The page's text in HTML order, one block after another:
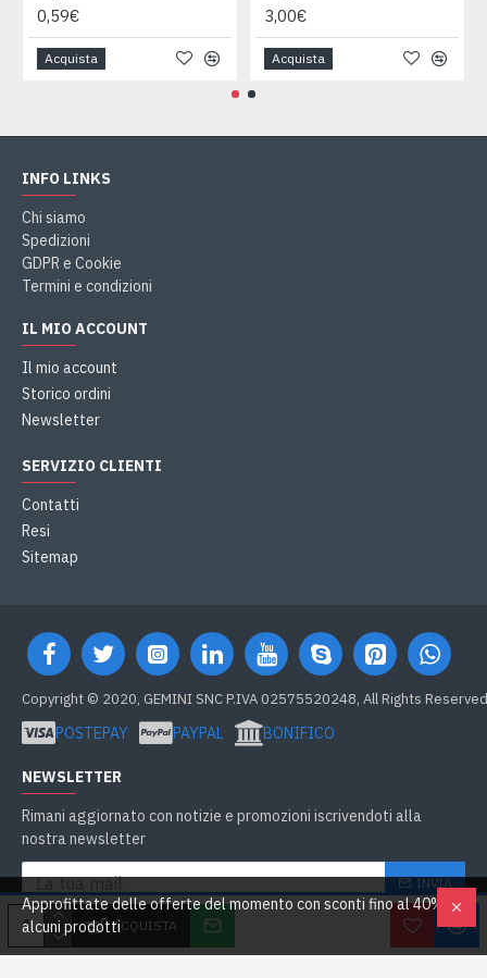
ACQUISTA
0,59€
Acquista
3,00€
Acquista
INFO LINKS
Chi siamo
Spedizioni
GDPR e Cookie
Termini e condizioni
IL MIO ACCOUNT
Il mio account
Storico ordini
Newsletter
SERVIZIO CLIENTI
Contatti
Resi
Sitemap
Copyright © 2020, GEMINI SNC P.IVA 02575520248, All Rights Reserved
POSTEPAY PAYPAL BONIFICO
NEWSLETTER
Rimani aggiornato con notizie e promozioni iscrivendoti alla
nostra newsletter
INVIA
Ho letto e accetto GDPR e Cookie
Approfittate delle offerte del momento con sconti fino al 40% su
alcuni prodotti